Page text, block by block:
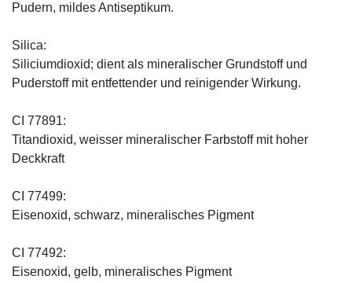
Pudern, mildes Antiseptikum.
Silica:
Siliciumdioxid; dient als mineralischer Grundstoff und
Puderstoff mit entfettender und reinigender Wirkung.
CI 77891:
Titandioxid, weisser mineralischer Farbstoff mit hoher
Deckkraft
CI 77499:
Eisenoxid, schwarz, mineralisches Pigment
CI 77492:
Eisenoxid, gelb, mineralisches Pigment